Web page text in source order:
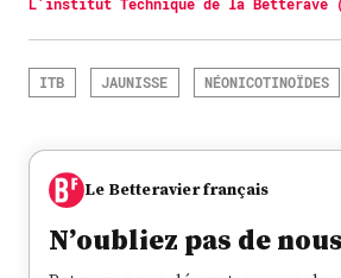
ITB JAUNISSE NÉONICOTINOÏDES
Le Betteravier français
N’oubliez pas de